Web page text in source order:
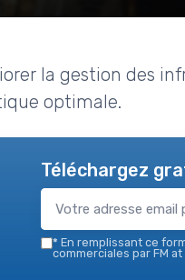
la gestion des
optimale.
Téléchargez
* En remplissant ce
commerciales par FM at